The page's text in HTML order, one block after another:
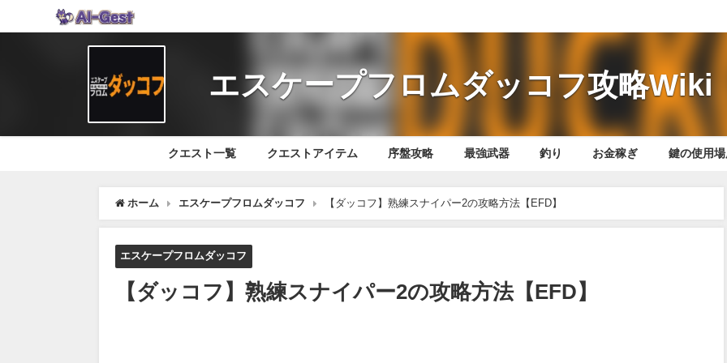
エスケープフロムダッコフ攻略Wiki
クエスト一覧 クエストアイテム 序盤攻略 最強武器 釣り お金稼ぎ 鍵の使用
ホーム エスケープフロムダッコフ 【ダッコフ】熟練スナイパー2の攻略方法【EFD】
エスケープフロムダッコフ
【ダッコフ】熟練スナイパー2の攻略方法【EFD】